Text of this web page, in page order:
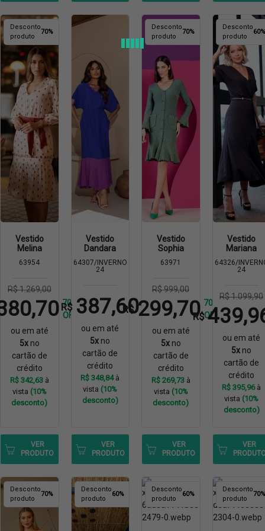
Desconto
produto
70%
Vestido
Melina
63954
R$ 1.269,00
70%
OFF
ou em até
5xno
cartão de
crédito
R$ 342,63à
vista (10%
desconto)
VER
PRODUTO
Vestido
Dandara
64307/INVERNO
24
R$ 387,60
ou em até
5x no
cartão de
crédito
R$ 348,84à
vista (10%
desconto)
VER
PRODUTO
Desconto
produto
70%
Vestido
Sophia
63971
R$ 999,00
R$ 299,70 70%
OFF
ou em até
5xno
cartão de
crédito
R$ 269,73à
vista (10%
desconto)
VER
PRODUTO
Desconto
produto
60%
Vestido
Mariana
64326/
24
R$ 1.099,90
R$
ou em até
5x no
cartão de
crédito
R$ 395,96à
vista (10%
desconto)
VER
Desconto
produto
70%
Desconto
produto
60%
Desconto
produto
60%
Desconto
produto
70%